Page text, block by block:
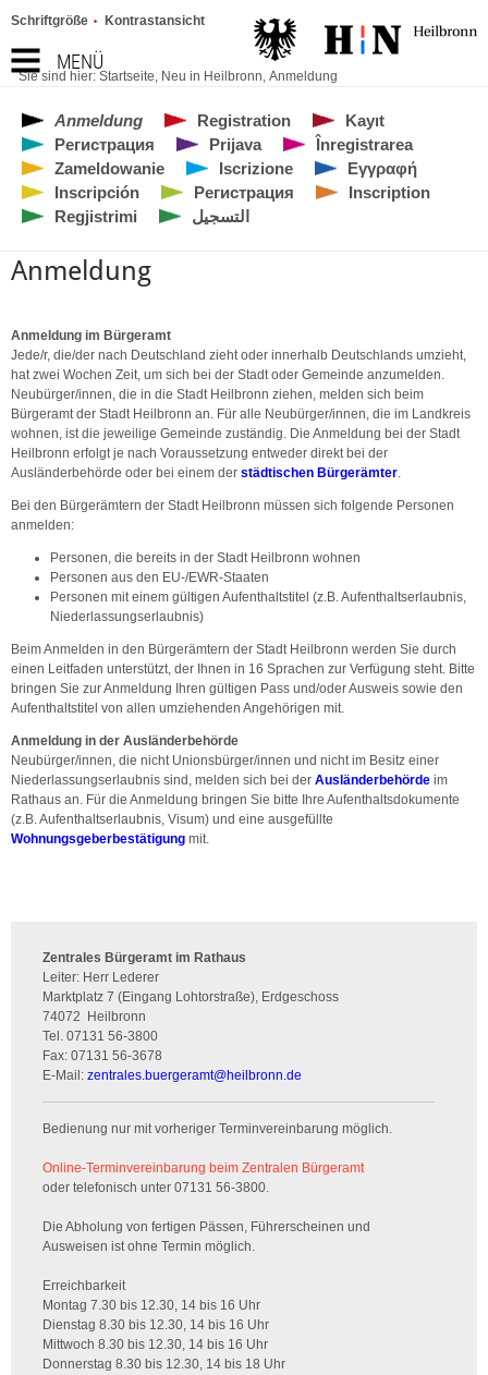
MENÜ
Schriftgröße Kontrastansicht
Sie sind hier: Startseite, Neu in Heilbronn, Anmeldung
Anmeldung Registration
Kayıt
Регистрация
Prijava
Înregistrarea
Zameldowanie
Iscrizione
Εγγραφή
Inscripción
Регистрация
Inscription
Regjistrimi
التسجيل
Anmeldung
Anmeldung im Bürgeramt
Jede/r, die/der nach Deutschland zieht oder innerhalb Deutschlands umzieht,
hat zwei Wochen Zeit, um sich bei der Stadt oder Gemeinde anzumelden.
Neubürger/innen, die in die Stadt Heilbronn ziehen, melden sich beim
Bürgeramt der Stadt Heilbronn an. Für alle Neubürger/innen, die im Landkreis
wohnen, ist die jeweilige Gemeinde zuständig. Die Anmeldung bei der Stadt
Heilbronn erfolgt je nach Voraussetzung entweder direkt bei der
Ausländerbehörde oder bei einem der städtischen Bürgerämter.
Bei den Bürgerämtern der Stadt Heilbronn müssen sich folgende Personen
anmelden:
Personen, die bereits in der Stadt Heilbronn wohnen
Personen aus den EU-/EWR-Staaten
Personen mit einem gültigen Aufenthaltstitel (z.B. Aufenthaltserlaubnis,
Niederlassungserlaubnis)
Beim Anmelden in den Bürgerämtern der Stadt Heilbronn werden Sie durch
einen Leitfaden unterstützt, der Ihnen in 16 Sprachen zur Verfügung steht. Bitte
bringen Sie zur Anmeldung Ihren gültigen Pass und/oder Ausweis sowie den
Aufenthaltstitel von allen umziehenden Angehörigen mit.
Anmeldung in der Ausländerbehörde
Neubürger/innen, die nicht Unionsbürger/innen und nicht im Besitz einer
Niederlassungserlaubnis sind, melden sich bei der Ausländerbehörde im
Rathaus an. Für die Anmeldung bringen Sie bitte Ihre Aufenthaltsdokumente
(z.B. Aufenthaltserlaubnis, Visum) und eine ausgefüllte
Wohnungsgeberbestätigung mit.
Zentrales Bürgeramt im Rathaus
Leiter: Herr Lederer
Marktplatz 7 (Eingang Lohtorstraße), Erdgeschoss
74072
Heilbronn
Tel. 07131 56-3800
Fax: 07131 56-3678
E-Mail: zentrales.buergeramt@heilbronn.de
Bedienung nur mit vorheriger Terminvereinbarung möglich.
Online-Terminvereinbarung beim Zentralen Bürgeramt
oder telefonisch unter 07131 56-3800.
Die Abholung von fertigen Pässen, Führerscheinen und
Ausweisen ist ohne Termin möglich.
Erreichbarkeit
Montag 7.30 bis 12.30, 14 bis 16 Uhr
Dienstag 8.30 bis 12.30, 14 bis 16 Uhr
Mittwoch 8.30 bis 12.30, 14 bis 16 Uhr
Donnerstag 8.30 bis 12.30, 14 bis 18 Uhr